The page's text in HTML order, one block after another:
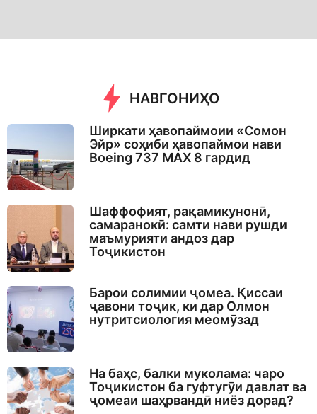
НАВГОНИҲО
Ширкати ҳавопаймоии «Сомон
Эйр» соҳиби ҳавопаймои нави
Boeing 737 MAX 8 гардид
Шаффофият, рақамикунонӣ,
самаранокӣ: самти нави рушди
маъмурияти андоз дар
Тоҷикистон
Барои солимии ҷомеа. Қиссаи
ҷавони тоҷик, ки дар Олмон
нутритсиология меомӯзад
На баҳс, балки муколама: чаро
Тоҷикистон ба гуфтугӯи давлат ва
ҷомеаи шаҳрвандӣ ниёз дорад?